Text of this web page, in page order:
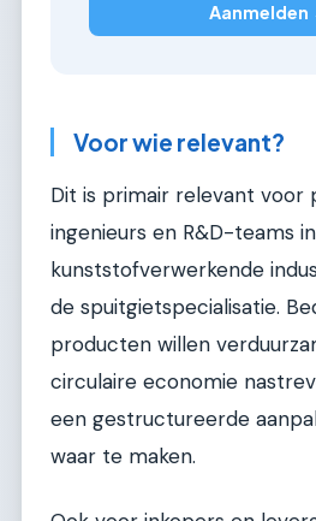
Aanmelden
Voor wie relevant?
Dit is primair relevant voor
ingenieurs en R&D-teams
kunststofverwerkende
de spuitgietspecialisatie.
producten willen
circulaire economie
een gestructureerde
waar te maken.